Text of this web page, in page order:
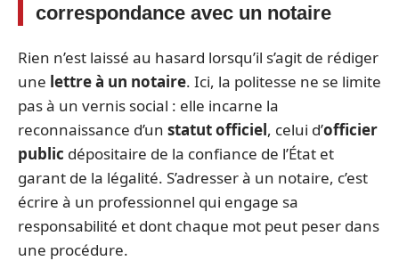
correspondance avec un notaire
Rien n’est laissé au hasard lorsqu’il s’agit de rédiger
une lettre à un notaire. Ici, la politesse ne se limite
pas à un vernis social : elle incarne la
reconnaissance d’un statut officiel, celui d’officier
public dépositaire de la confiance de l’État et
garant de la légalité. S’adresser à un notaire, c’est
écrire à un professionnel qui engage sa
responsabilité et dont chaque mot peut peser dans
une procédure.